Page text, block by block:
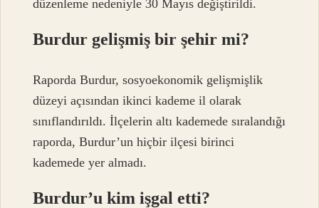
düzenleme nedeniyle 30 Mayıs değiştirildi.
Burdur gelişmiş bir şehir mi?
Raporda Burdur, sosyoekonomik gelişmişlik
düzeyi açısından ikinci kademe il olarak
sınıflandırıldı. İlçelerin altı kademede sıralandığı
raporda, Burdur’un hiçbir ilçesi birinci
kademede yer almadı.
Burdur’u kim işgal etti?